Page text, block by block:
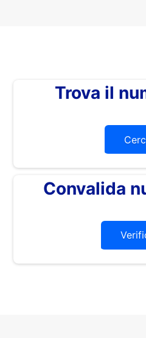
Trova il
Convalida